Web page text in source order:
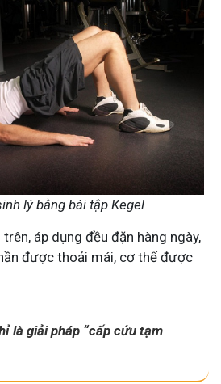
lý bằng bài tập Kegel
áp dụng đều đặn hàng ngày,
được thoải mái, cơ thể được
là giải pháp “cấp cứu tạm